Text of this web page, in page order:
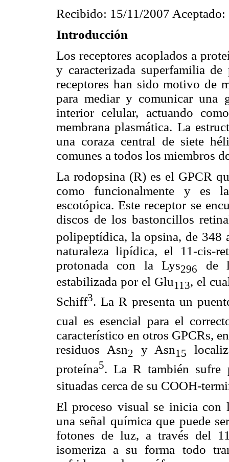
Recibido: 15/11/2007
Introducción
Los receptores acoplados a
y caracterizada superfamilia de
receptores han sido motivo de
para mediar y comunicar una
interior celular, actuando
membrana plasmática. La
una coraza central de siete
comunes a todos los miembros
La rodopsina (R) es el GPCR
como funcionalmente y es
escotópica. Este receptor se
discos de los bastoncillos
polipeptídica, la opsina, de 348
naturaleza lipídica, el 11-cis-
protonada con la Lys296
de
estabilizada por el Glu113, el
Schiff3. La R presenta un
cual es esencial para el
característico en otros GPCRs,
residuos Asn2 y Asn15
proteína5. La R también sufre
situadas cerca de su COOH-
El proceso visual se inicia con
una señal química que puede
fotones de luz, a través del
isomeriza a su forma todo